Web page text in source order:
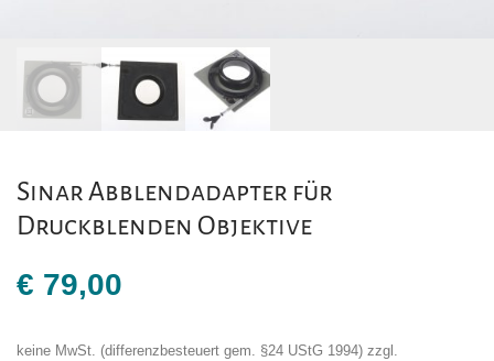
Sinar Abblendadapter für
Druckblenden Objektive
€ 79,00
keine MwSt. (differenzbesteuert gem. §24 UStG 1994) zzgl.